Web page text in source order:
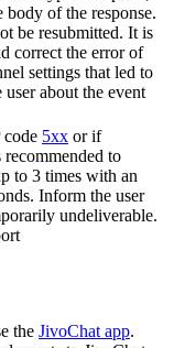
of the response.
be resubmitted. It is
correct the error of
settings that led to
about the event
5xx or if
to
to 3 times with an
Inform the user
undeliverable.
the JivoChat app.